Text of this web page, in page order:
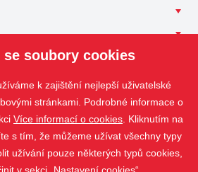
se soubory cookies
k zajištění nejlepší uživatelské
stránkami. Podrobné informace o
Více informací o cookies . Kliknutím na
s tím, že můžeme užívat všechny typy
užívání pouze některých typů cookies,